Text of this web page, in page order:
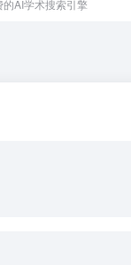
的AI学术搜索引擎